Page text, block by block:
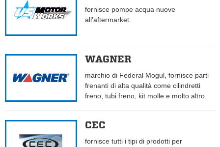
fornisce pompe acqua nuove
all'aftermarket.
WAGNER
marchio di Federal Mogul, fornisce parti
frenanti di alta qualità come cilindretti
freno, tubi freno, kit molle e molto altro.
CEC
fornisce tutti i tipi di prodotti per